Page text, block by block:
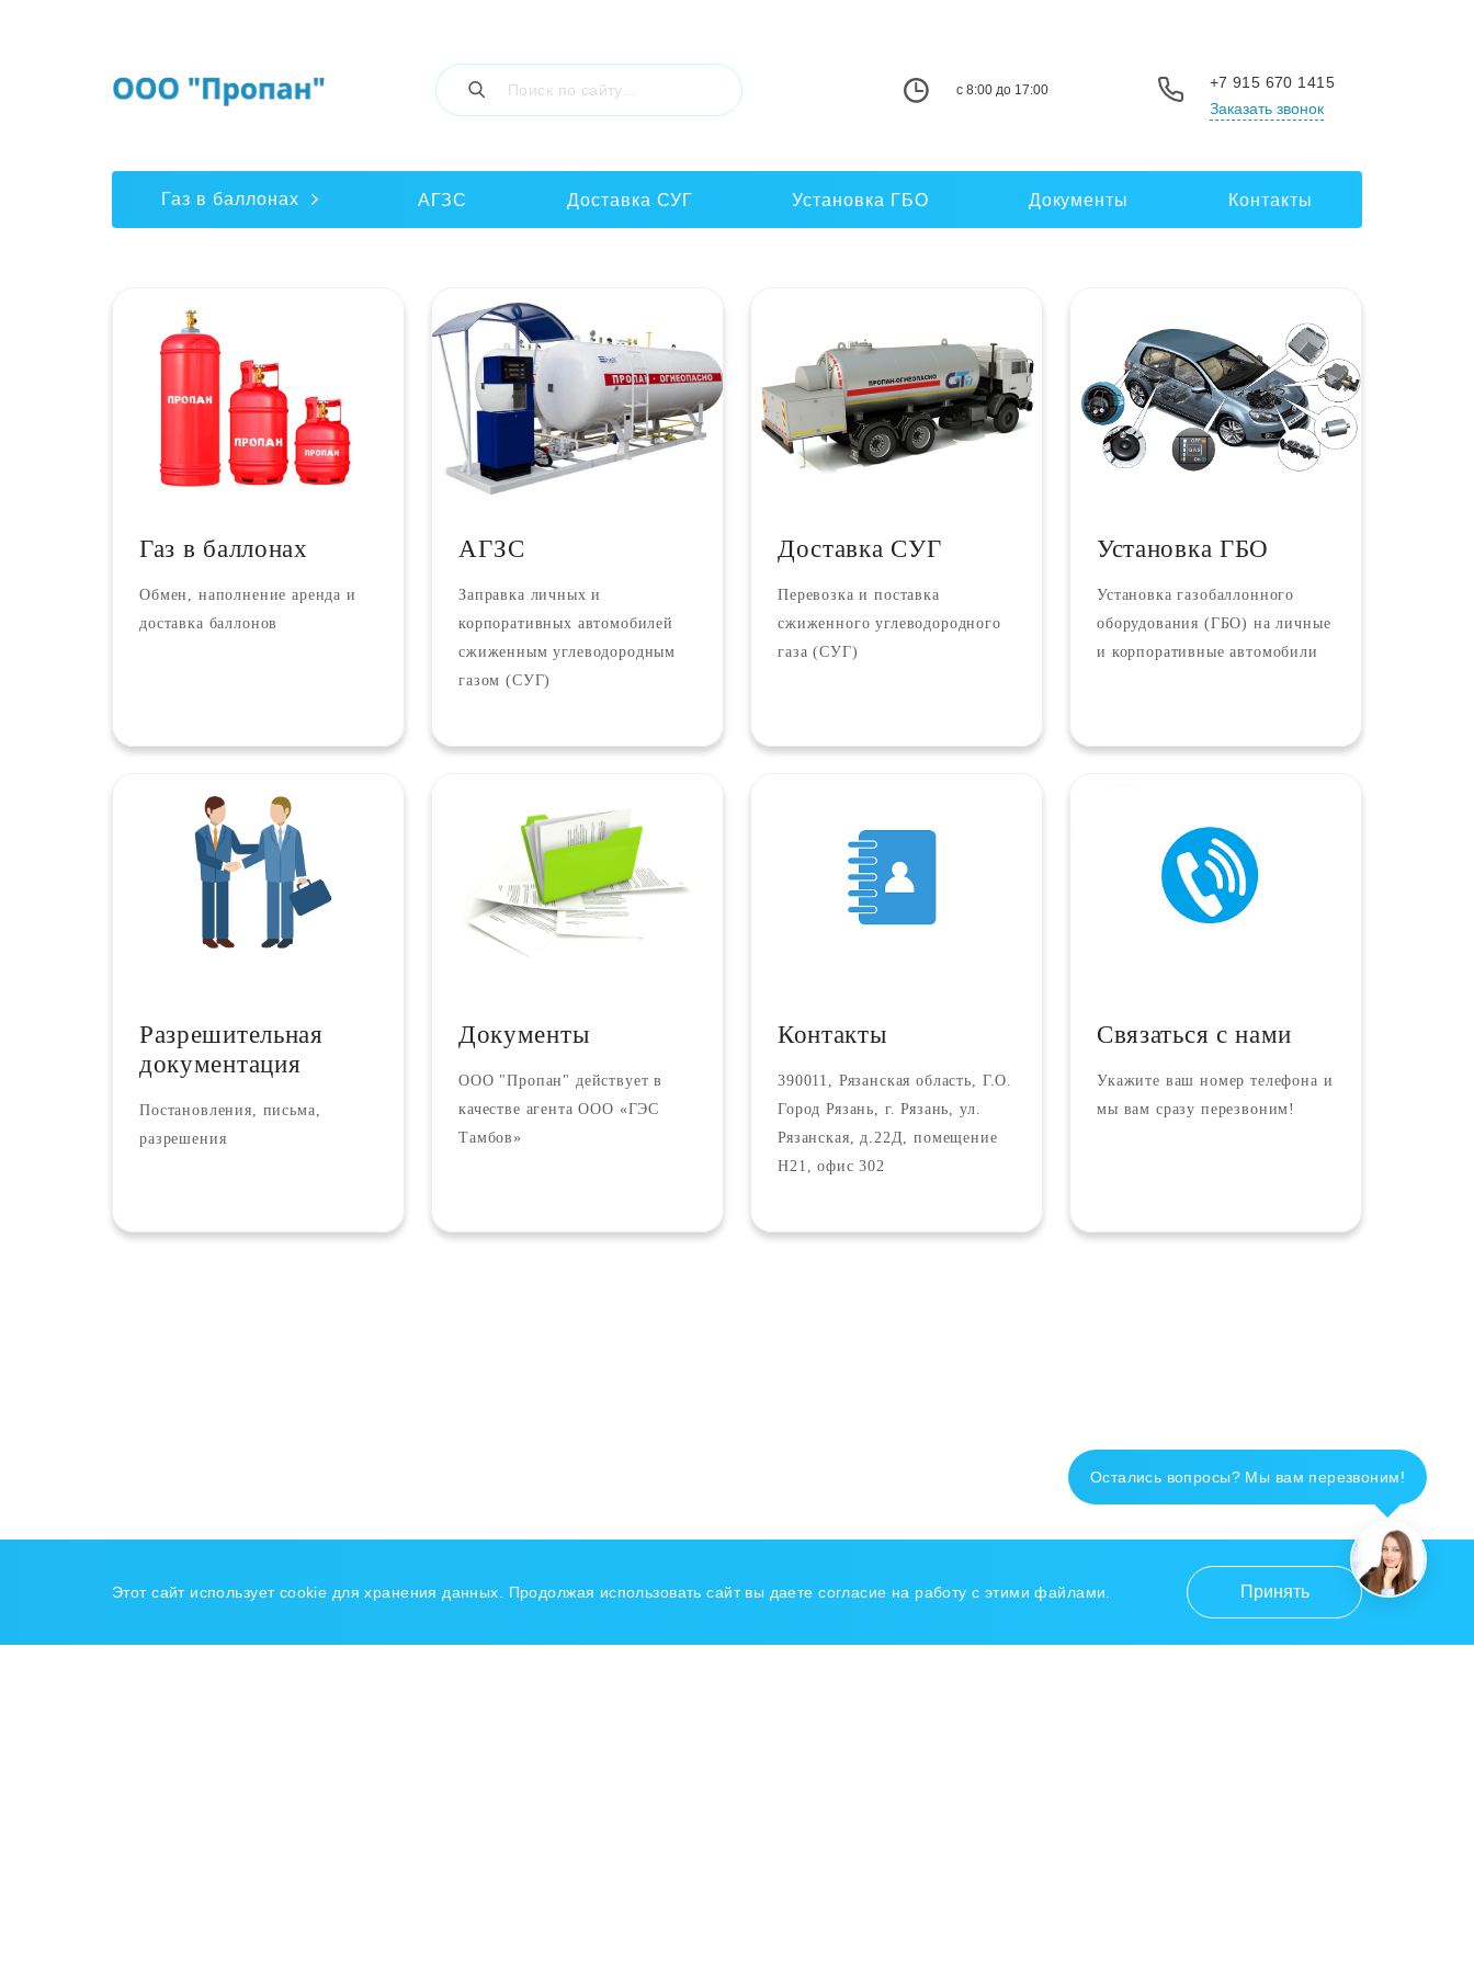
Остались вопросы? Мы вам перезвоним!
c 8:00 до 17:00
+7 915 670 1415
Заказать звонок
Газ в баллонах АГЗС Доставка СУГ Установка ГБО Документы Контакты
Газ в баллонах
Обмен, наполнение аренда и
доставка баллонов
АГЗС
Заправка личных и
корпоративных автомобилей
сжиженным углеводородным
газом (СУГ)
Доставка СУГ
Перевозка и поставка
сжиженного углеводородного
газа (СУГ)
Установка ГБО
Установка газобаллонного
оборудования (ГБО) на личные
и корпоративные автомобили
Разрешительная
документация
Постановления, письма,
разрешения
Документы
ООО "Пропан" действует в
качестве агента ООО «ГЭС
Тамбов»
Контакты
390011, Рязанская область, Г.О.
Город Рязань, г. Рязань, ул.
Рязанская, д.22Д, помещение
Н21, офис 302
Связаться с нами
Укажите ваш номер телефона и
мы вам сразу перезвоним!
Этот сайт использует cookie для хранения данных. Продолжая использовать сайт вы даете согласие на работу с этими файлами. Принять